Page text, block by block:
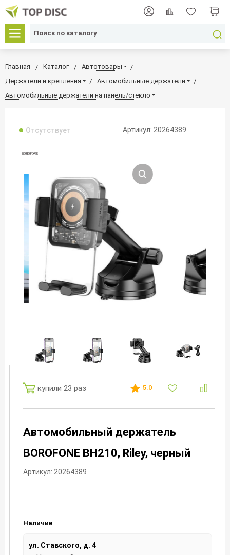
Главная Каталог
Автотовары
Держатели и крепления
Автомобильные держатели
Автомобильные держатели на панель/стекло
Отсутствует Артикул: 20264389
купили 23 раз 5.0
Автомобильный держатель
BOROFONE BH210, Riley, черный
Артикул: 20264389
Наличие
ул. Ставского, д. 4